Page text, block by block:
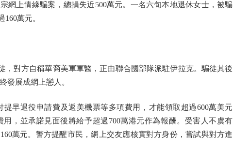
上情緣騙案，總損失近500萬元。一名六旬本地退休女士，被騙
萬元。
對方自稱華裔美軍軍醫，正由聯合國部隊派駐伊拉克。騙徒其後
發展成網上戀人。
退役申請費及返美機票等多項費用，才能領取超過600萬美元
用，並承諾見面後將給予超過700萬港元作為報酬。受害人不虞有
萬元。警方提醒市民，網上交友應核實對方身份，嘗試與對方進